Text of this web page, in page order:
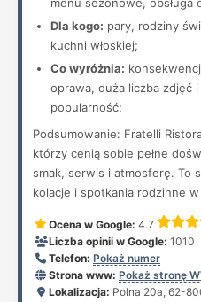
Dla kogo: pary, rodziny
kuchni włoskiej;
Co wyróżnia:
oprawa, duża liczba zdjęć
popularność;
Podsumowanie: Fratelli
którzy cenią sobie pełne
smak, serwis i atmosferę. To
kolacje i spotkania rodzinne w
Ocena w Google: 4.7
Liczba opinii w Google: 1010
Telefon: Pokaż numer
Strona www: Pokaż stronę
Lokalizacja: Polna 20a, 62-